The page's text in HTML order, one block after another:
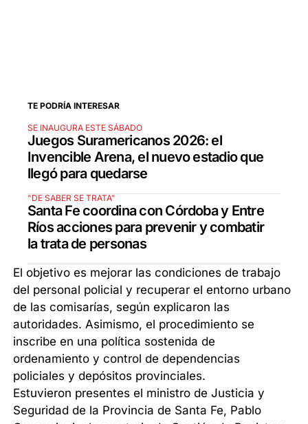
TE PODRÍA INTERESAR
SE INAUGURA ESTE SÁBADO
Juegos Suramericanos 2026: el
Invencible Arena, el nuevo estadio que
llegó para quedarse
"DE SABER SE TRATA"
Santa Fe coordina con Córdoba y Entre
Ríos acciones para prevenir y combatir
la trata de personas
El objetivo es mejorar las condiciones de trabajo
del personal policial y recuperar el entorno urbano
de las comisarías, según explicaron las
autoridades. Asimismo, el procedimiento se
inscribe en una política sostenida de
ordenamiento y control de dependencias
policiales y depósitos provinciales.
Estuvieron presentes el ministro de Justicia y
Seguridad de la Provincia de Santa Fe, Pablo